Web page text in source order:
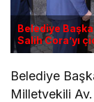
Belediye
Salih Cora’yı
Belediye
Milletvekili